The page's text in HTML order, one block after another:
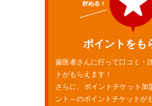
ポイントをも
歯医者さんに行って口コミ・
トがもらえます！
さらに、ポイントチケット加
ント～のポイントチケットが